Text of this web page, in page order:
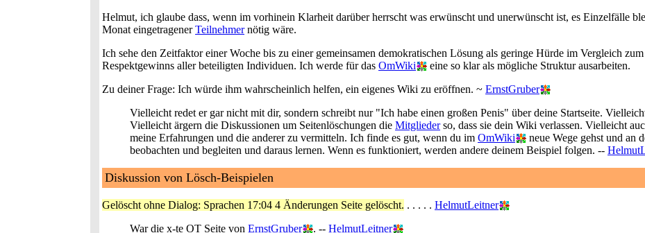
Helmut, ich glaube dass, wenn im vorhinein Klarheit darüber herrscht was erwünscht und unerwünscht ist, es Einzelfälle
Monat eingetragenerTeilnehmernötig wäre.
Ich sehe den Zeitfaktor einer Woche bis zu einer gemeinsamen demokratischen Lösung als geringe Hürde im Vergleich
Respektgewinns aller beteiligten Individuen. Ich werde für das OmWiki
eine so klar als mögliche Struktur ausarbeiten.
Zu deiner Frage: Ich würde ihm wahrscheinlich helfen, ein eigenes Wiki zu eröffnen. ~ ErnstGruber
Vielleicht redet er gar nicht mit dir, sondern schreibt nur "Ich habe einen großen Penis" über deine Startseite.
Vielleicht ärgern die Diskussionen um Seitenlöschungen die Mitgliederso, dass sie dein Wiki verlassen. Vielleicht
meine Erfahrungen und die anderer zu vermitteln. Ich finde es gut, wenn du im OmWiki
neue Wege gehst und an
beobachten und begleiten und daraus lernen. Wenn es funktioniert, werden andere deinem Beispiel folgen. --
Diskussion von Lösch-Beispielen
Gelöscht ohne Dialog: Sprachen 17:04 4 Änderungen Seite gelöscht. . . . . . HelmutLeitner
War die x-te OT Seite von ErnstGruber . -- HelmutLeitner